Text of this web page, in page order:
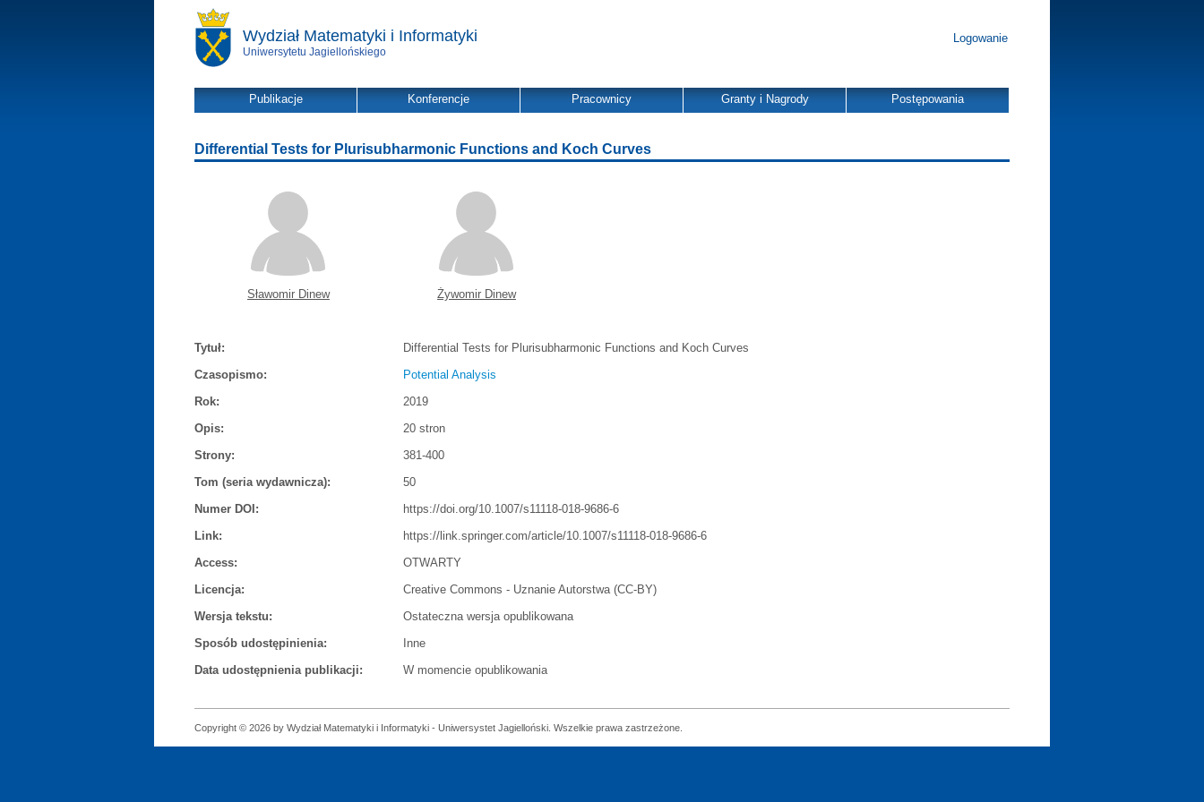
Wydział Matematyki i Informatyki
Uniwersytetu Jagiellońskiego
Logowanie
Publikacje Konferencje Pracownicy Granty i Nagrody Postępowania
Differential Tests for Plurisubharmonic Functions and Koch Curves
Sławomir Dinew Żywomir Dinew
Tytuł:
Differential Tests for Plurisubharmonic Functions and Koch Curves
Czasopismo:
Potential Analysis
Rok:
2019
Opis:
20 stron
Strony:
381-400
Tom (seria wydawnicza):
50
Numer DOI:
https://doi.org/10.1007/s11118-018-9686-6
Link:
https://link.springer.com/article/10.1007/s11118-018-9686-6
Access:
OTWARTY
Licencja:
Creative Commons - Uznanie Autorstwa (CC-BY)
Wersja tekstu:
Ostateczna wersja opublikowana
Sposób udostępinienia:
Inne
Data udostępnienia publikacji:
W momencie opublikowania
Copyright © 2026 by Wydział Matematyki i Informatyki - Uniwersystet Jagielloński. Wszelkie prawa zastrzeżone.